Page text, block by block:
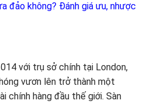
đảo không? Đánh giá ưu, nhược
với trụ sở chính tại London,
vươn lên trở thành một
chính hàng đầu thế giới. Sàn